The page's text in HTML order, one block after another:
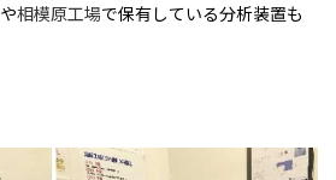
や相模原工場で保有している分析装置も